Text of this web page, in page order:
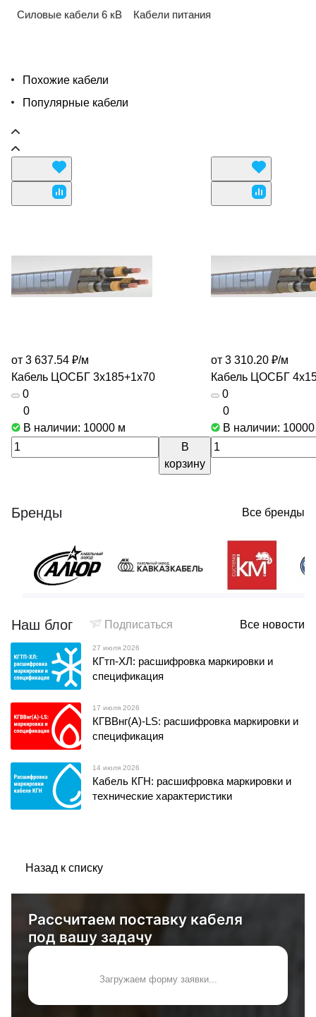
Силовые кабели 6 кВ
Кабели питания
Похожие кабели
Популярные кабели
от 3 637.54 ₽/м
Кабель ЦОСБГ 3х185+1х70
0
0
В наличии: 10000 м
В
корзину
от 3 310.20 ₽/м
Кабель ЦОСБГ
0
0
В наличии:
Бренды Все бренды
Наш блог Подписаться Все новости
27 июля 2026
КГтп-ХЛ: расшифровка маркировки и
спецификация
17 июля 2026
КГВВнг(А)-LS: расшифровка маркировки и
спецификация
14 июля 2026
Кабель КГН: расшифровка маркировки и
технические характеристики
Назад к списку
Рассчитаем поставку кабеля
под вашу задачу
Загружаем форму заявки...